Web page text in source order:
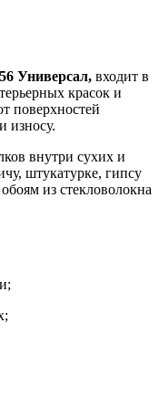
Универсал, входит в
красок и
поверхностей
износу.
внутри сухих и
штукатурке, гипсу
из стекловолокна